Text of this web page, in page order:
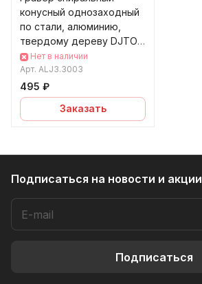
конусный однозаходный
по стали, алюминию,
твердому дереву DJTOL
ALJ3.3003
Нет в наличии
Арт. ALJ3.3003
495 ₽
Заказать
Подписаться на новости и акции
Подписаться